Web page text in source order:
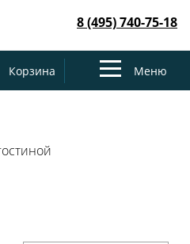
8 (495) 740-75-18
Корзина
ToggleМеню